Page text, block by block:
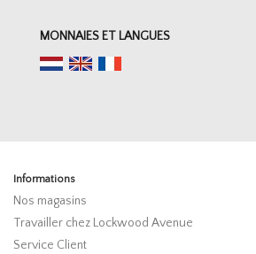
MONNAIES ET LANGUES
Informations
Nos magasins
Travailler chez Lockwood Avenue
Service Client